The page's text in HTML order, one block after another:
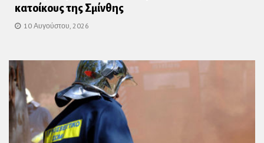
κατοίκους της Σμίνθης
10 Αυγούστου, 2026